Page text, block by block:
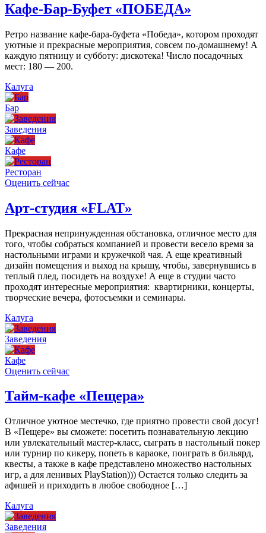
Кафе-Бар-Буфет «ПОБЕДА»
Ретро название кафе-бара-буфета «Победа», котором проходят
уютные и прекрасные мероприятия, совсем по-домашнему! А
каждую пятницу и субботу: дискотека! Число посадочных
мест: 180 — 200.
Калуга
Бар
Заведения
Кафе
Ресторан
Оценить сейчас
Арт-студия «FLAT»
Прекрасная непринужденная обстановка, отличное место для
того, чтобы собраться компанией и провести весело время за
настольными играми и кружечкой чая. А еще креативный
дизайн помещения и выход на крышу, чтобы, завернувшись в
теплый плед, посидеть на воздухе! А еще в студии часто
проходят интересные мероприятия: квартирники, концерты,
творческие вечера, фотосъемки и семинары.
Калуга
Заведения
Кафе
Оценить сейчас
Тайм-кафе «Пещера»
Отличное уютное местечко, где приятно провести свой досуг!
В «Пещере» вы сможете: посетить познавательную лекцию
или увлекательный мастер-класс, сыграть в настольный покер
или турнир по кикеру, попеть в караоке, поиграть в бильярд,
квесты, а также в кафе представлено множество настольных
игр, а для ленивых PlayStation))) Остается только следить за
афишей и приходить в любое свободное […]
Калуга
Заведения